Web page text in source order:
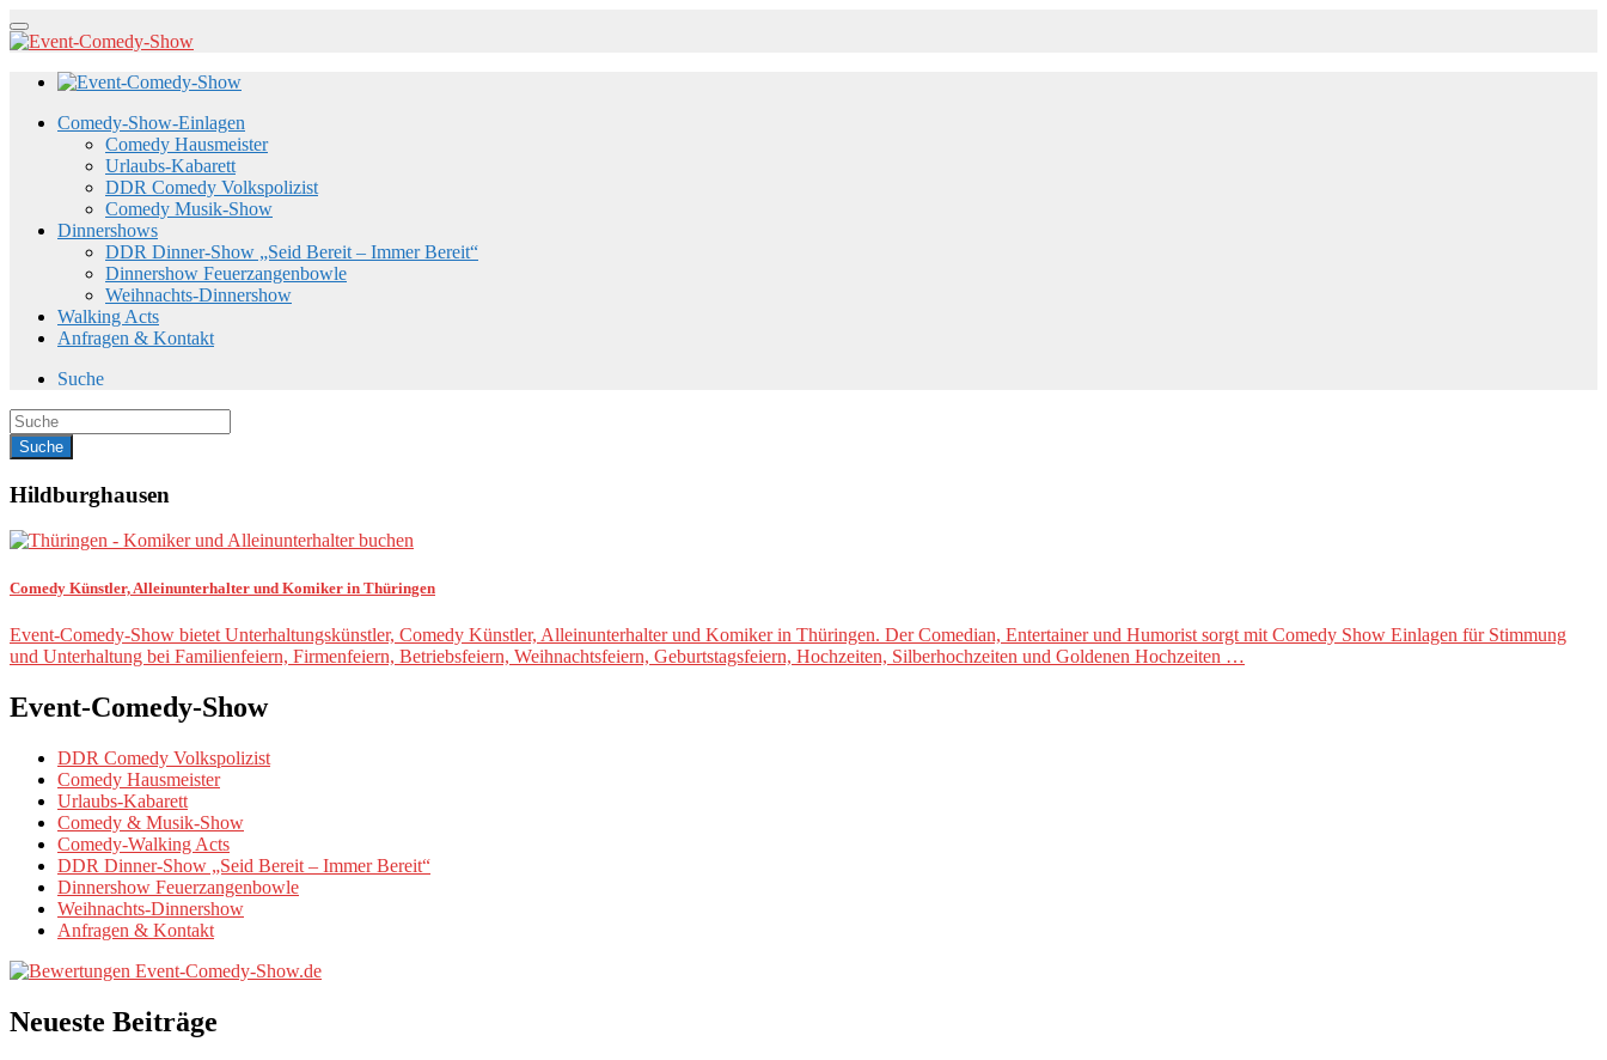
Comedy-Show-Einlagen
Comedy Hausmeister
Urlaubs-Kabarett
DDR Comedy Volkspolizist
Comedy Musik-Show
Dinnershows
DDR Dinner-Show „Seid Bereit – Immer Bereit“
Dinnershow Feuerzangenbowle
Weihnachts-Dinnershow
Walking Acts
Anfragen & Kontakt
Suche
Hildburghausen
Comedy Künstler, Alleinunterhalter und Komiker in Thüringen
Event-Comedy-Show bietet Unterhaltungskünstler, Comedy Künstler, Alleinunterhalter und Komiker in Thüringen. Der Comedian, Entertainer und Humorist sorgt mit Comedy Show Einlagen für Stimmung
und Unterhaltung bei Familienfeiern, Firmenfeiern, Betriebsfeiern, Weihnachtsfeiern, Geburtstagsfeiern, Hochzeiten, Silberhochzeiten und Goldenen Hochzeiten …
Event-Comedy-Show
DDR Comedy Volkspolizist
Comedy Hausmeister
Urlaubs-Kabarett
Comedy & Musik-Show
Comedy-Walking Acts
DDR Dinner-Show „Seid Bereit – Immer Bereit“
Dinnershow Feuerzangenbowle
Weihnachts-Dinnershow
Anfragen & Kontakt
Neueste Beiträge